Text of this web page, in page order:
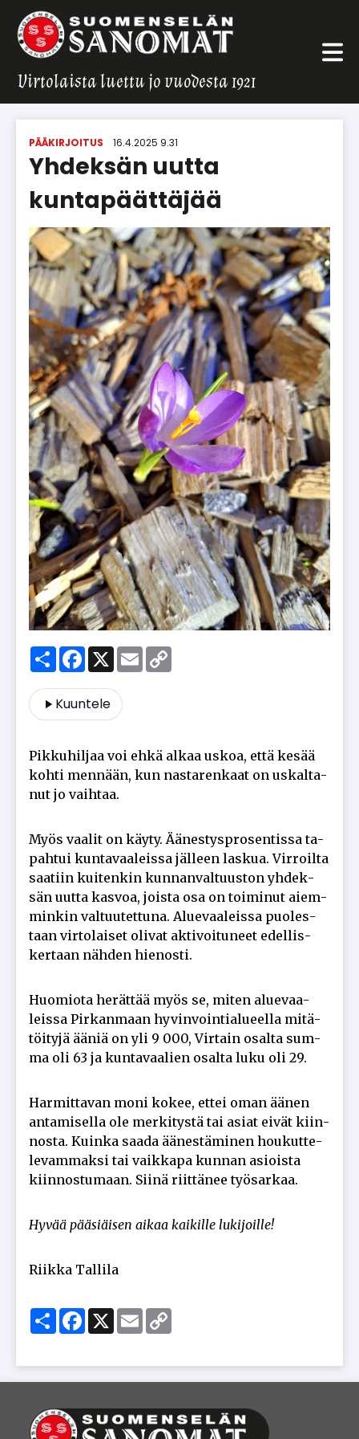
Virtolaista luettu jo vuodesta 1921
PÄÄKIRJOITUS 16.4.2025 9.31
Yhdeksän uutta
kuntapäättäjää
ShareFacebook
X Email
Kuuntele
Pik­ku­hil­jaa voi eh­kä al­kaa us­koa, et­tä ke­sää
koh­ti men­nään, kun nas­ta­ren­kaat on us­kal­ta­
nut jo vaih­taa.
Myös vaa­lit on käy­ty. Ää­nes­tysp­ro­sen­tis­sa ta­
pah­tui kun­ta­vaa­leis­sa jäl­leen las­kua. Vir­roil­ta
saa­tiin kui­ten­kin kun­nan­val­tuus­ton yh­dek­
sän uut­ta kas­voa, jois­ta osa on toi­mi­nut ai­em­
min­kin val­tuu­tet­tu­na. Alu­e­vaa­leis­sa puo­les­
taan vir­to­lai­set oli­vat ak­ti­voi­tu­neet edel­lis­
ker­taan näh­den hie­nos­ti.
Huo­mi­o­ta he­rät­tää myös se, mi­ten alu­e­vaa­
leis­sa Pir­kan­maan hy­vin­voin­ti­a­lu­eel­la mi­tä­
töi­ty­jä ää­niä on yli 9 000, Vir­tain osal­ta sum­
ma oli 63 ja kun­ta­vaa­lien osal­ta luku oli 29.
Har­mit­ta­van moni ko­kee, et­tei oman ää­nen
an­ta­mi­sel­la ole mer­ki­tys­tä tai asi­at ei­vät kiin­
nos­ta. Kuin­ka saa­da ää­nes­tä­mi­nen hou­kut­te­
le­vam­mak­si tai vaik­ka­pa kun­nan asi­ois­ta
kiin­nos­tu­maan. Sii­nä riit­tä­nee työ­sar­kaa.
Hy­vää pää­si­äi­sen ai­kaa kai­kil­le lu­ki­joil­le!
Riik­ka Tal­li­la
ShareFacebook
X Email